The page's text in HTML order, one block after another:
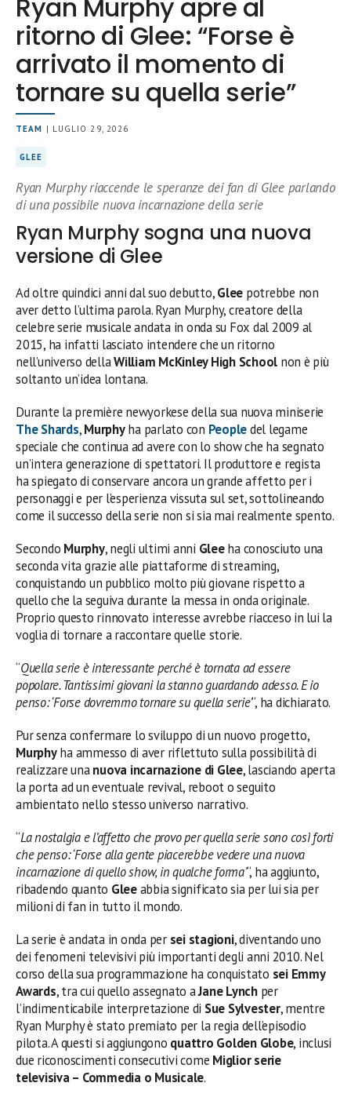
Ryan Murphy apre al
ritorno di Glee: “Forse è
arrivato il momento di
tornare su quella serie”
TEAM | LUGLIO 29, 2026
GLEE
Ryan Murphy riaccende le speranze dei fan di Glee parlando
di una possibile nuova incarnazione della serie
Ryan Murphy sogna una nuova
versione di Glee
Ad oltre quindici anni dal suo debutto,Glee potrebbe non
aver detto l’ultima parola. Ryan Murphy, creatore della
celebre serie musicale andata in onda su Fox dal 2009 al
2015, ha infatti lasciato intendere che un ritorno
nell’universo dellaWilliam McKinley High School non è più
soltanto un’idea lontana.
Durante la première newyorkese della sua nuova miniserie
The Shards,Murphyha parlato con Peopledel legame
speciale che continua ad avere con lo show che ha segnato
un’intera generazione di spettatori. Il produttore e regista
ha spiegato di conservare ancora un grande affetto per i
personaggi e per l’esperienza vissuta sul set, sottolineando
come il successo della serie non si sia mai realmente spento.
Secondo Murphy, negli ultimi anni Gleeha conosciuto una
seconda vita grazie alle piattaforme di streaming,
conquistando un pubblico molto più giovane rispetto a
quello che la seguiva durante la messa in onda originale.
Proprio questo rinnovato interesse avrebbe riacceso in lui la
voglia di tornare a raccontare quelle storie.
“Quella serie è interessante perché è tornata ad essere
popolare. Tantissimi giovani la stanno guardando adesso. E io
penso: ‘Forse dovremmo tornare su quella serie’“, ha dichiarato.
Pur senza confermare lo sviluppo di un nuovo progetto,
Murphyha ammesso di aver riflettuto sulla possibilità di
realizzare unanuova incarnazione di Glee, lasciando aperta
la porta ad un eventuale revival, reboot o seguito
ambientato nello stesso universo narrativo.
“La nostalgia e l’affetto che provo per quella serie sono così forti
che penso: ‘Forse alla gente piacerebbe vedere una nuova
incarnazione di quello show, in qualche forma’“, ha aggiunto,
ribadendo quanto Gleeabbia significato sia per lui sia per
milioni di fan in tutto il mondo.
La serie è andata in onda per sei stagioni, diventando uno
dei fenomeni televisivi più importanti degli anni 2010. Nel
corso della sua programmazione ha conquistato sei Emmy
Awards, tra cui quello assegnato aJane Lynchper
l’indimenticabile interpretazione di Sue Sylvester, mentre
Ryan Murphy è stato premiato per la regia dell’episodio
pilota. A questi si aggiungono quattro Golden Globe, inclusi
due riconoscimenti consecutivi come Miglior serie
televisiva – Commedia o Musicale.